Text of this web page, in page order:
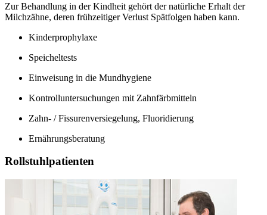
Zur Behandlung in der Kindheit gehört der natürliche Erhalt der
Milchzähne, deren frühzeitiger Verlust Spätfolgen haben kann.
Kinderprophylaxe
Speicheltests
Einweisung in die Mundhygiene
Kontrolluntersuchungen mit Zahnfärbmitteln
Zahn- / Fissurenversiegelung, Fluoridierung
Ernährungsberatung
Rollstuhlpatienten